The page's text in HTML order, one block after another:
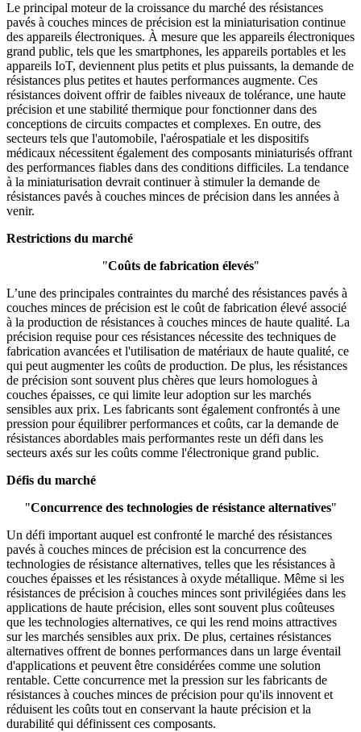
Le principal moteur de la croissance du marché des résistances
pavés à couches minces de précision est la miniaturisation continue
des appareils électroniques. À mesure que les appareils électroniques
grand public, tels que les smartphones, les appareils portables et les
appareils IoT, deviennent plus petits et plus puissants, la demande de
résistances plus petites et hautes performances augmente. Ces
résistances doivent offrir de faibles niveaux de tolérance, une haute
précision et une stabilité thermique pour fonctionner dans des
conceptions de circuits compactes et complexes. En outre, des
secteurs tels que l'automobile, l'aérospatiale et les dispositifs
médicaux nécessitent également des composants miniaturisés offrant
des performances fiables dans des conditions difficiles. La tendance
à la miniaturisation devrait continuer à stimuler la demande de
résistances pavés à couches minces de précision dans les années à
venir.
Restrictions du marché
"Coûts de fabrication élevés"
L’une des principales contraintes du marché des résistances pavés à
couches minces de précision est le coût de fabrication élevé associé
à la production de résistances à couches minces de haute qualité. La
précision requise pour ces résistances nécessite des techniques de
fabrication avancées et l'utilisation de matériaux de haute qualité, ce
qui peut augmenter les coûts de production. De plus, les résistances
de précision sont souvent plus chères que leurs homologues à
couches épaisses, ce qui limite leur adoption sur les marchés
sensibles aux prix. Les fabricants sont également confrontés à une
pression pour équilibrer performances et coûts, car la demande de
résistances abordables mais performantes reste un défi dans les
secteurs axés sur les coûts comme l'électronique grand public.
Défis du marché
"Concurrence des technologies de résistance alternatives"
Un défi important auquel est confronté le marché des résistances
pavés à couches minces de précision est la concurrence des
technologies de résistance alternatives, telles que les résistances à
couches épaisses et les résistances à oxyde métallique. Même si les
résistances de précision à couches minces sont privilégiées dans les
applications de haute précision, elles sont souvent plus coûteuses
que les technologies alternatives, ce qui les rend moins attractives
sur les marchés sensibles aux prix. De plus, certaines résistances
alternatives offrent de bonnes performances dans un large éventail
d'applications et peuvent être considérées comme une solution
rentable. Cette concurrence met la pression sur les fabricants de
résistances à couches minces de précision pour qu'ils innovent et
réduisent les coûts tout en conservant la haute précision et la
durabilité qui définissent ces composants.